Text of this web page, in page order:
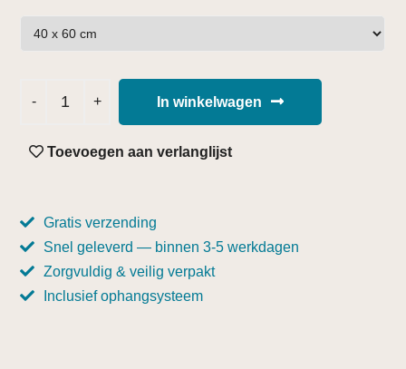
In winkelwagen
Toevoegen aan verlanglijst
Gratis verzending
Snel geleverd — binnen 3-5 werkdagen
Zorgvuldig & veilig verpakt
Inclusief ophangsysteem